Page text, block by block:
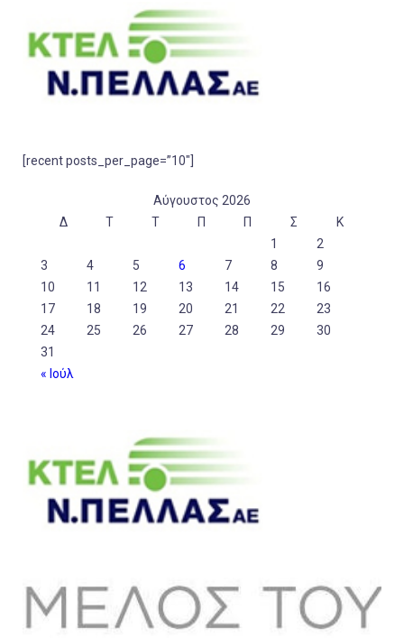
[recent posts_per_page=”10″]
Αύγουστος 2026
Δ
Τ Τ Π Π Σ
Κ
1
2
3
4 5 6 7 8
9
10
11 12 13 14 15
16
17
18 19 20 21 22
23
24
25 26 27 28 29
30
31
« Ιούλ